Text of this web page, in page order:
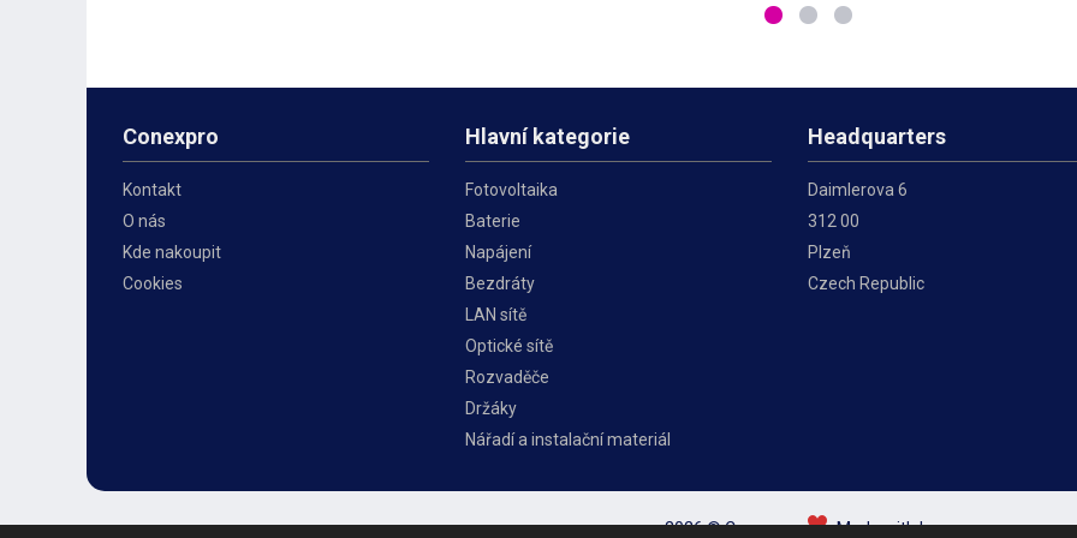
galvanickým zinkem má
Conexpro
Kontakt
O nás
Kde nakoupit
Cookies
Hlavní kategorie
Fotovoltaika
Baterie
Napájení
Bezdráty
LAN sítě
Optické sítě
Rozvaděče
Držáky
Nářadí a instalační materiál
Headquarters
Daimlerova 6
312 00
Plzeň
Czech Republic
2026 © Conexpro Made with love